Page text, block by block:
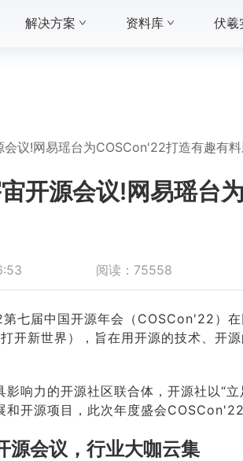
解决方案 资料库 伏羲
会议!网易瑶台为COSCon'22打造有趣有
开源会议!网易瑶台
阅读： 75558
七届中国开源年会（COSCon'22）在
开新世界），旨在用开源的技术、开
影响力的开源社区联合体，开源社以“
和开源项目，此次年度盛会COSCon'22
源会议，行业大咖云集